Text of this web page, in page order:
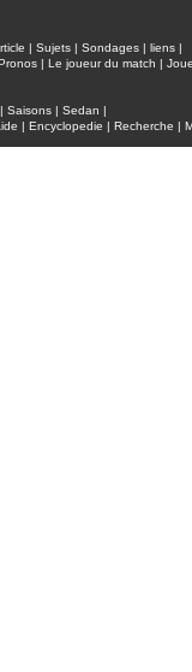
| Sujets | Sondages | liens |
| Le joueur du match |
| Saisons | Sedan |
| Encyclopedie | Recherche |